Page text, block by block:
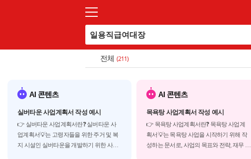
전체 (211)
AI 콘텐츠
실버타운 사업계획서 작성 예시
👉 실버타운 사업계획서란❓ 실버타운 사
업계획서💡는 고령자들을 위한 주거 및 복
지 시설인 실버타운을 개발하기 위한 사업
AI 콘텐츠
목욕탕 사업계획서 작성 예시
👉 목욕탕 사업계획서란❓ 목욕탕 사업계
획서💡는 목욕탕 사업을 시작하기 위해 작
성하는 문서로, 사업의 목표와 전략, 재무 계